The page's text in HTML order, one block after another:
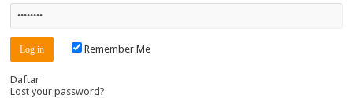
Remember Me
Daftar
Lost your password?